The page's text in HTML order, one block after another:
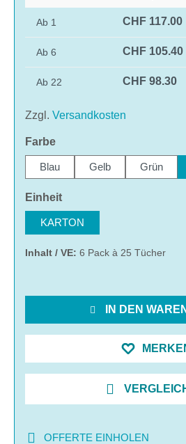
Ab 1 CHF 117.00
Ab 6 CHF 105.40
Ab 22 CHF 98.30
Zzgl. Versandkosten
Farbeauswählen
Blau Gelb Grün
Einheitauswählen
KARTON
Inhalt / VE: 6 Pack à 25 Tücher
IN DEN
OFFERTE EINHOLEN